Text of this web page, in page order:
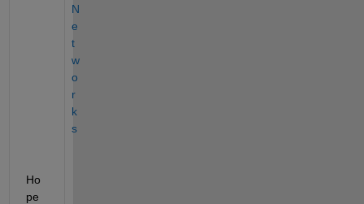
N
e
t
w
o
r
k
s
Ho
pe